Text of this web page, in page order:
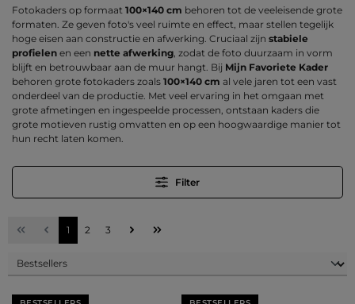
Fotokaders op formaat 100×140 cm behoren tot de veeleisende grote
formaten. Ze geven foto's veel ruimte en effect, maar stellen tegelijk
hoge eisen aan constructie en afwerking. Cruciaal zijn stabiele
profielen en een nette afwerking , zodat de foto duurzaam in vorm
blijft en betrouwbaar aan de muur hangt. Bij Mijn Favoriete Kader
behoren grote fotokaders zoals 100×140 cm al vele jaren tot een vast
onderdeel van de productie. Met veel ervaring in het omgaan met
grote afmetingen en ingespeelde processen, ontstaan kaders die
grote motieven rustig omvatten en op een hoogwaardige manier tot
hun recht laten komen.
Filter
Pagina
1 Pagina
2 Pagina
3